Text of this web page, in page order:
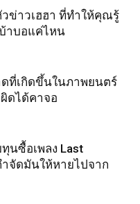
ข่าวเฮฮา ที่ทำให้คุณรู้
าบอแค่ไหน
ที่เกิดขึ้นในภาพยนตร์
ดได้คาจอ
นซื้อเพลง Last
ำจัดมันให้หายไปจาก